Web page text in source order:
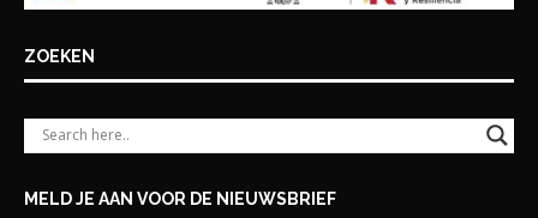
ZOEKEN
MELD JE AAN VOOR DE NIEUWSBRIEF